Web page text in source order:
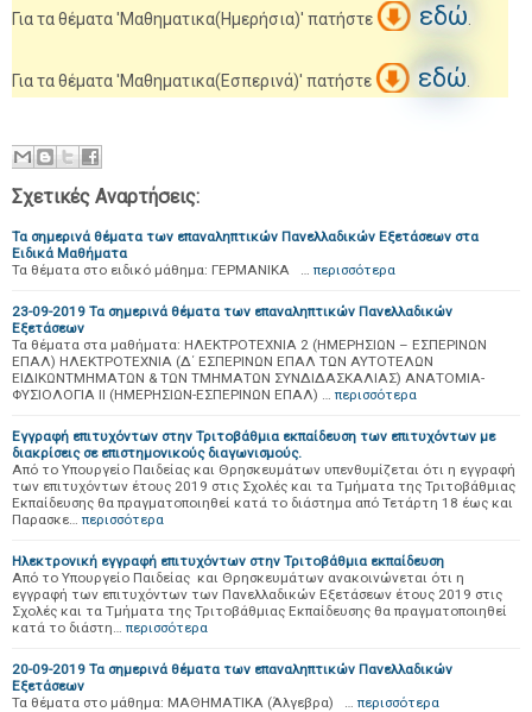
Για τα θέματα 'Μαθηματικα(Ημερήσια)' πατήστε εδώ
Για τα θέματα 'Μαθηματικα(Εσπερινά)' πατήστε εδώ
Σχετικές Αναρτήσεις:
Τα σημερινά θέματα των επαναληπτικών Πανελλαδικών Εξετάσεων στα
Ειδικά Μαθήματα
Τα θέματα στο ειδικό μάθημα: ΓΕΡΜΑΝΙΚΑ … περισσότερα
23-09-2019 Τα σημερινά θέματα των επαναληπτικών Πανελλαδικών
Εξετάσεων
Τα θέματα στα μαθήματα: ΗΛΕΚΤΡΟΤΕΧΝΙΑ 2 (ΗΜΕΡΗΣΙΩΝ – ΕΣΠΕΡΙΝΩΝ
ΕΠΑΛ) ΗΛΕΚΤΡΟΤΕΧΝΙΑ (Δ΄ ΕΣΠΕΡΙΝΩΝ ΕΠΑΛ ΤΩΝ ΑΥΤΟΤΕΛΩΝ
ΕΙΔΙΚΩΝΤΜΗΜΑΤΩΝ & ΤΩΝ ΤΜΗΜΑΤΩΝ ΣΥΝΔΙΔΑΣΚΑΛΙΑΣ) ΑΝΑΤΟΜΙΑ-
ΦΥΣΙΟΛΟΓΙΑ ΙΙ (ΗΜΕΡΗΣΙΩΝ-ΕΣΠΕΡΙΝΩΝ ΕΠΑΛ) … περισσότερα
Εγγραφή επιτυχόντων στην Τριτοβάθμια εκπαίδευση των επιτυχόντων με
διακρίσεις σε επιστημονικούς διαγωνισμούς.
Από το Υπουργείο Παιδείας και Θρησκευμάτων υπενθυμίζεται ότι η εγγραφή
των επιτυχόντων έτους 2019 στις Σχολές και τα Τμήματα της Τριτοβάθμιας
Εκπαίδευσης θα πραγματοποιηθεί κατά το διάστημα από Τετάρτη 18 έως και
Παρασκε… περισσότερα
Ηλεκτρονική εγγραφή επιτυχόντων στην Τριτοβάθμια εκπαίδευση
Από το Υπουργείο Παιδείας και Θρησκευμάτων ανακοινώνεται ότι η
εγγραφή των επιτυχόντων των Πανελλαδικών Εξετάσεων έτους 2019 στις
Σχολές και τα Τμήματα της Τριτοβάθμιας Εκπαίδευσης θα πραγματοποιηθεί
κατά το διάστη… περισσότερα
20-09-2019 Τα σημερινά θέματα των επαναληπτικών Πανελλαδικών
Εξετάσεων
Τα θέματα στο μάθημα: ΜΑΘΗΜΑΤΙΚΑ (Άλγεβρα) … περισσότερα